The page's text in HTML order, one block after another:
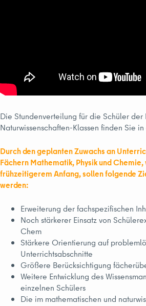
Die Stundenverteilung für die Schüler der
Naturwissenschaften-Klassen finden Sie
Durch den geplanten Zuwachs an
Fächern Mathematik, Physik und
frühzeitigerem Anfang, sollen folgende
werden:
Erweiterung der fachspezifischen
Noch stärkerer Einsatz von
Chem
Stärkere Orientierung auf
Unterrichtsabschnitte
Größere Berücksichtigung
Weitere Entwicklung des
einzelnen Schülers
Die im mathematischen und